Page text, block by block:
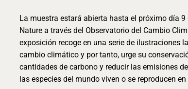
La muestra estará abierta hasta el próximo día
Nature a través del Observatorio del Cambio
exposición recoge en una serie de ilustraciones
cambio climático y por tanto, urge su
cantidades de carbono y reducir las emisiones
las especies del mundo viven o se reproducen